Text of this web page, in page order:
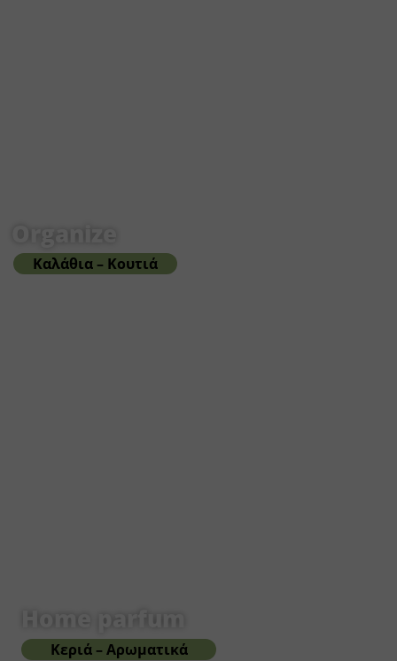
Organize
Καλάθια – Κουτιά
Home parfum
Κεριά – Αρωματικά